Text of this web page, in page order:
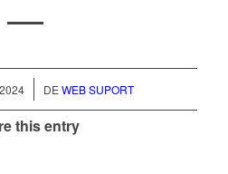
DEWEB SUPORT
this entry